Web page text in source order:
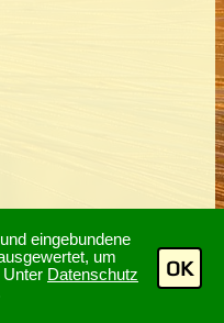
eingebundene
um
Unter Datenschutz
OK